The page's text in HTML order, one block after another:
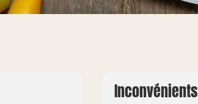
Inconvénients